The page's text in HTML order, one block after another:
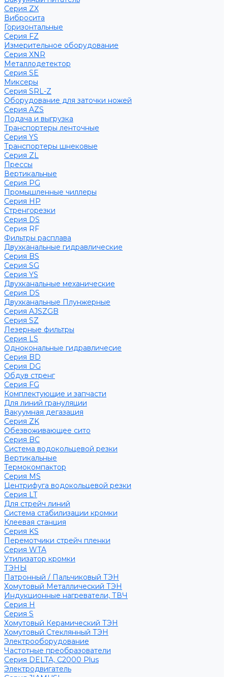
Серия ZX
Вибросита
Горизонтальные
Серия FZ
Измерительное оборудование
Серия XNR
Металлодетектор
Серия SE
Миксеры
Серия SRL-Z
Оборудование для заточки ножей
Серия AZS
Подача и выгрузка
Транспортеры ленточные
Серия YS
Транспортеры шнековые
Серия ZL
Прессы
Вертикальные
Серия PG
Промышленные чиллеры
Серия HP
Стренгорезки
Серия DS
Серия RF
Фильтры расплава
Двухканальные гидравлические
Серия BS
Серия SG
Серия YS
Двухканальные механические
Серия DS
Двухканальные Плунжерные
Серия AJSZGB
Серия SZ
Лезерные фильтры
Серия LS
Однокональные гидравличесие
Серия BD
Серия DG
Обдув стренг
Серия FG
Комплектующие и запчасти
Для линий грануляции
Вакуумная дегазация
Серия ZK
Обезвоживающее сито
Серия BC
Система водокольцевой резки
Вертикальные
Термокомпактор
Серия MS
Центрифуга водокольцевой резки
Серия LT
Для стрейч линий
Система стабилизации кромки
Клеевая станция
Серия KS
Перемотчики стрейч пленки
Серия WTA
Утилизатор кромки
ТЭНЫ
Патронный / Пальчиковый ТЭН
Хомутовый Металлический ТЭН
Индукционные нагреватели, ТВЧ
Серия H
Серия S
Хомутовый Керамический ТЭН
Хомутовый Стеклянный ТЭН
Электрооборудование
Частотные преобразователи
Серия DELTA, С2000 Plus
Электродвигатель